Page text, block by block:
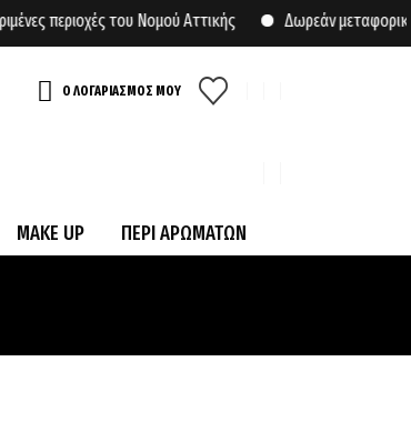
περιοχές του Νομού Αττικής Δωρεάν μεταφορικά
Ο ΛΟΓΑΡΙΑΣΜΟΣ ΜΟΥ
MAKE UP ΠΕΡΙ ΑΡΩΜΑΤΩΝ